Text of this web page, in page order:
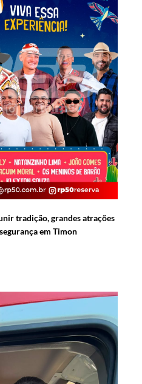
tradição, grandes atrações
em Timon